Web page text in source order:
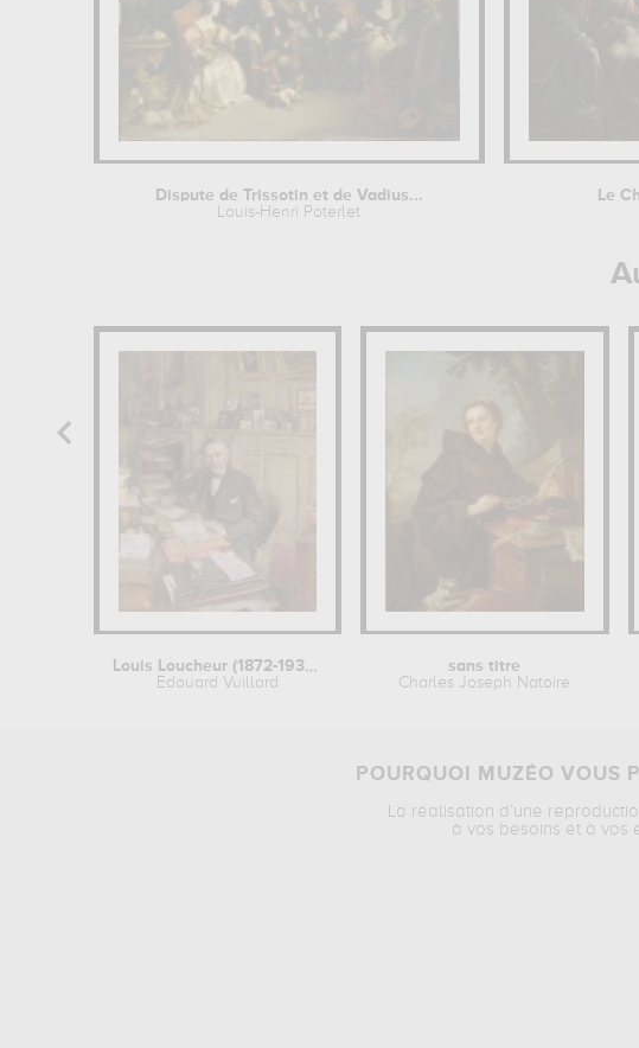
Dispute de Trissotin et de Vadius...
Louis-Henri Poterlet
Le
Louis Loucheur (1872-1931), ministre...
Edouard Vuillard
sans titre
Charles Joseph Natoire
POURQUOI MUZÉO VOUS
La réalisation d’une
à vos besoins et à vos